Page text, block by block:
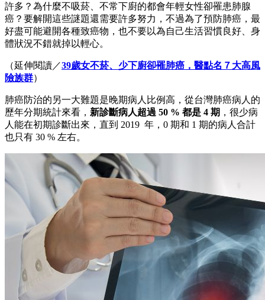
許多？為什麼不吸菸、不常下廚的都會年輕女性卻罹患肺腺
癌？要解開這些謎題還需要許多努力，不過為了預防肺癌，最
好盡可能避開各種致癌物，也不要以為自己生活習慣良好、身
體狀況不錯就掉以輕心。
（延伸閱讀／39歲女不菸、少下廚卻罹肺癌，醫點名７大高風
險族群）
肺癌防治的另一大難題是晚期病人比例高，從台灣肺癌病人的
歷年分期統計來看， 新診斷病人超過 50 % 都是 4 期 ，很少病
人能在初期診斷出來，直到 2019 年，0 期和 1 期的病人合計
也只有 30 % 左右。